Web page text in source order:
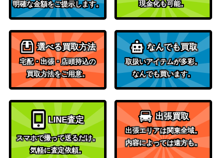
戦場の鍛冶場/Battlefield Forge[APC]
《日》
プス）
忌まわしき眼魔/Abhorrent Oculus【D
SK】《日》
Wizards
（ダスクモ
ーン：戦慄
の館）
6,000
[Foil]機械の母、エリシュ・ノーン/Ele
sh Norn, Mother of Machines [ONE]
《日》
Wizards
（ファイレ
クシア：完
全なる統
一）
3,600
明確な金額をご提示します。 現金化も可能。
選べる買取方法
宅配・出張・店頭持込の
買取方法をご用意。
なんでも買取
取扱いアイテムが多彩。
なんでも買います。
LINE査定
スマホで撮って送るだけ。
気軽に査定依頼。
出張買取
出張エリアは関東全域。
内容によっては遠方も。